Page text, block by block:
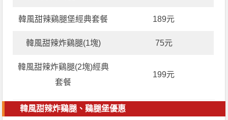
韓風甜辣鷄腿堡經典套餐 189元
韓風甜辣炸鷄腿(1塊) 75元
韓風甜辣炸鷄腿(2塊)經典
套餐
199元
韓風甜辣炸鷄腿、鷄腿堡優惠